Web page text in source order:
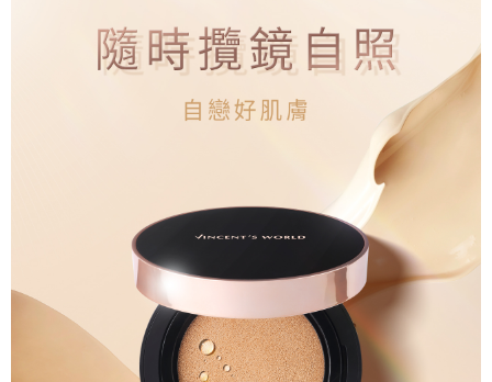
買賣價金債權讓與本公司後，依約使用本公司帳單繳交帳款。
2.基於同意付款使用「大哥付你分期」之契約關係目的，商店將以您的個人
資料（包含姓名、電話或地址）提供予台灣大哥大進項蒐集、處理及利用，
3.完整用戶服務條款，請詳閱以下連結： https://oppay.tw/userRule
後付繳納相關費用。
※ 交易是否成功請以「AFTEE先享後付 」之結帳頁面顯示為準，若有關於
是否繳費成功／繳費後需取消欲退款等相關疑問，請聯繫「AFTEE先享後付
１．透過由恩沛科技股份有限公司提供之「AFTEE先享後付」服務完成之交
易，需依本服務之必要範圍內提供個人資料，並將交易相關給付款項請求債
２．關於個人資料處理事宜，請瀏覽以下網址：
https://aftee.tw/terms/#terms3
３．未成年的使用者請事先徵得法定代理人或監護人之同意方可使用
「AFTEE先享後付」，若未經同意申辦者引起之損失，本公司不負相關責
任。
４．使用「AFTEE先享後付」時，將依據個別帳號之用戶狀況，依本公司即
時審查核予不同之上限額度；若仍有額度不足之情形，本公司將視審查結果
請求用戶進行身份認證。
５．嚴禁一人註冊多個帳號或使用他人資訊註冊。若發現惡意使用之情形，
付款後萊爾富取貨
每筆NT$80，滿NT$1,500(含以上)免運費
每筆NT$80，滿NT$1,500(含以上)免運費
每筆NT$80，滿NT$1,500(含以上)免運費